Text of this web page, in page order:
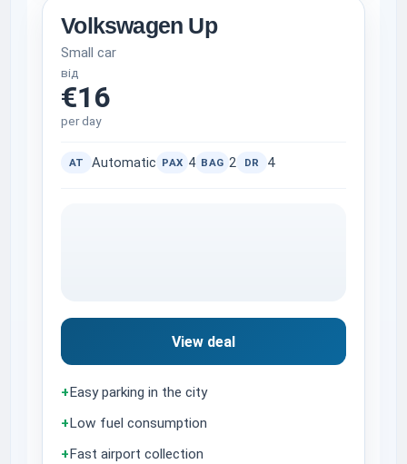
Volkswagen Up
Small car
від
€16
per day
AT Automatic PAX 4 BAG 2 DR 4
View deal
+ Easy parking in the city
+ Low fuel consumption
+ Fast airport collection